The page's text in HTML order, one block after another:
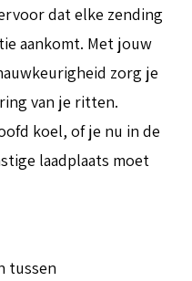
dat elke zending
aankomt. Met jouw
zorg je
van je ritten.
koel, of je nu in de
laadplaats moet
tussen